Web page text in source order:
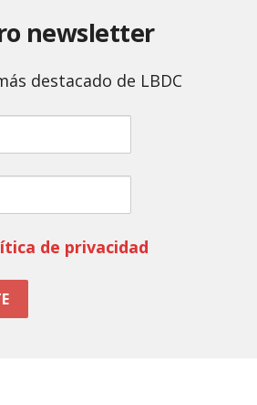
newsletter
destacado de LBDC
de privacidad